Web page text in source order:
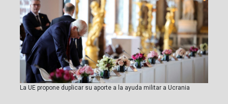
La UE propone duplicar su aporte a la ayuda militar a Ucrania